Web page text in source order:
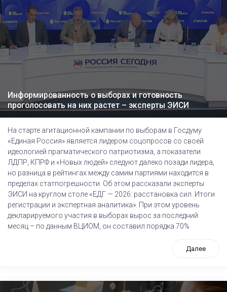
Информированность о выборах и готовность
проголосовать на них растет – эксперты ЭИСИ
На старте агитационной кампании по выборам в Госдуму
«Единая Россия» является лидером соцопросов со своей
идеологией прагматического патриотизма, а показатели
ЛДПР, КПРФ и «Новых людей» следуют далеко позади лидера,
но разница в рейтингах между самим партиями находится в
пределах статпогрешности. Об этом рассказали эксперты
ЭИСИ на круглом столе «ЕДГ — 2026: расстановка сил. Итоги
регистрации и экспертная аналитика». При этом уровень
декларируемого участия в выборах вырос за последний
месяц – по данным ВЦИОМ, он составил порядка 70%
Далее